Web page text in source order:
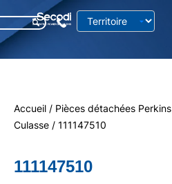
Accueil / Pièces détachées Perkins
Culasse / 111147510
111147510